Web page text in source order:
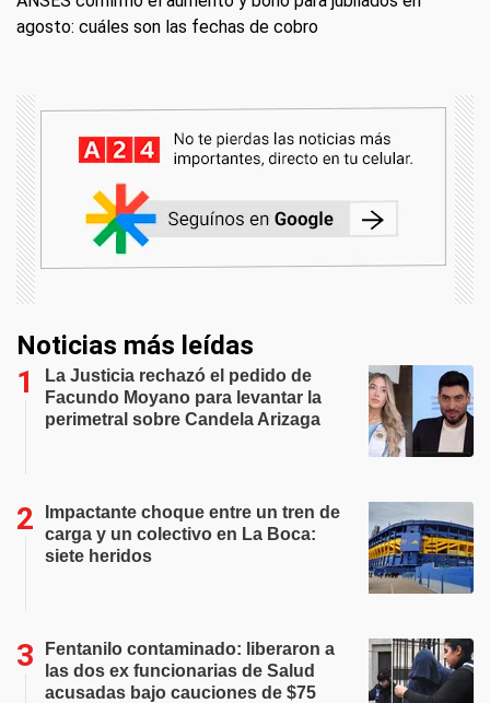
agosto: cuáles son las fechas de cobro
Noticias más leídas
La Justicia rechazó el pedido de
Facundo Moyano para levantar la
perimetral sobre Candela Arizaga
Impactante choque entre un tren de
carga y un colectivo en La Boca:
siete heridos
Fentanilo contaminado: liberaron a
las dos ex funcionarias de Salud
acusadas bajo cauciones de $75